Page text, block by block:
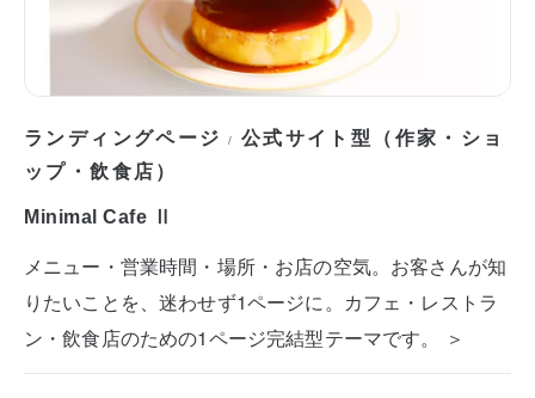
ランディングページ / 公式サイト型（作家・ショ
ップ・飲食店）
Minimal Cafe Ⅱ
メニュー・営業時間・場所・お店の空気。お客さんが知
りたいことを、迷わせず1ページに。カフェ・レストラ
ン・飲食店のための1ページ完結型テーマです。 ＞